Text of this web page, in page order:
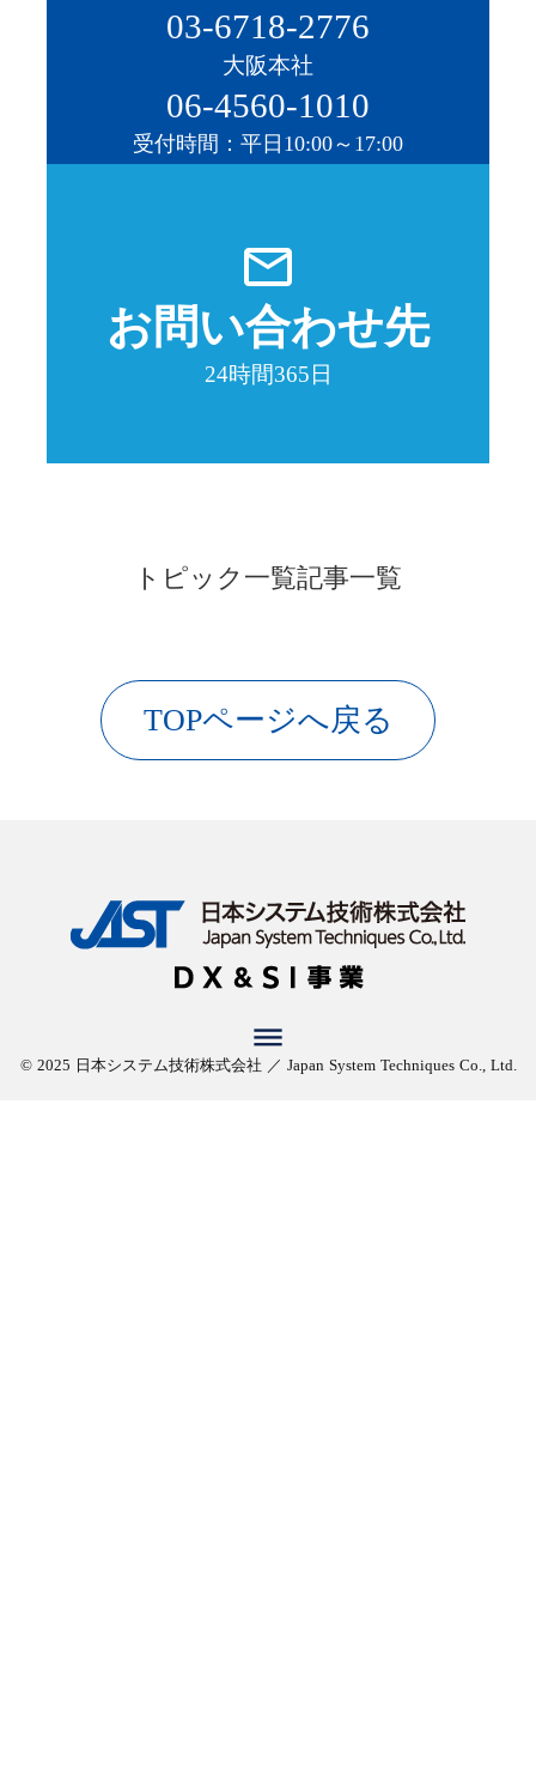
03-6718-2776
大阪本社
06-4560-1010
受付時間：平日10:00～17:00
mail_outline
お問い合わせ先
24時間365日
トピック一覧記事一覧
TOPページへ戻る
dehaze
© 2025 日本システム技術株式会社 ／ Japan System Techniques Co., Ltd.